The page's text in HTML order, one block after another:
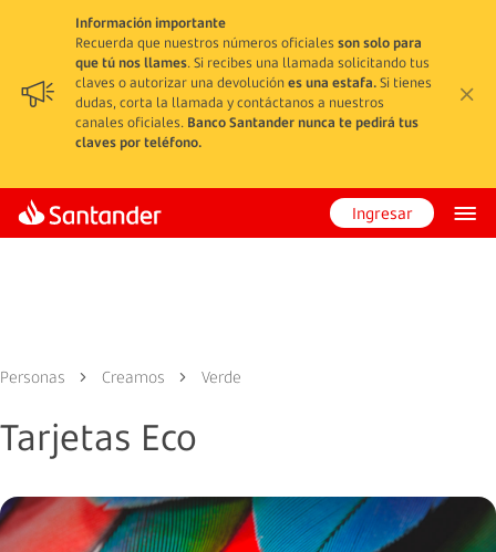
Información importante
Recuerda que nuestros números oficiales son solo para
que tú nos llames. Si recibes una llamada solicitando tus
claves o autorizar una devoluciónes una estafa.Si tienes
dudas, corta la llamada y contáctanos a nuestros
canales oficiales. Banco Santander nunca te pedirá tus
claves por teléfono.
Ingresar
Personas Creamos Verde
Tarjetas Eco